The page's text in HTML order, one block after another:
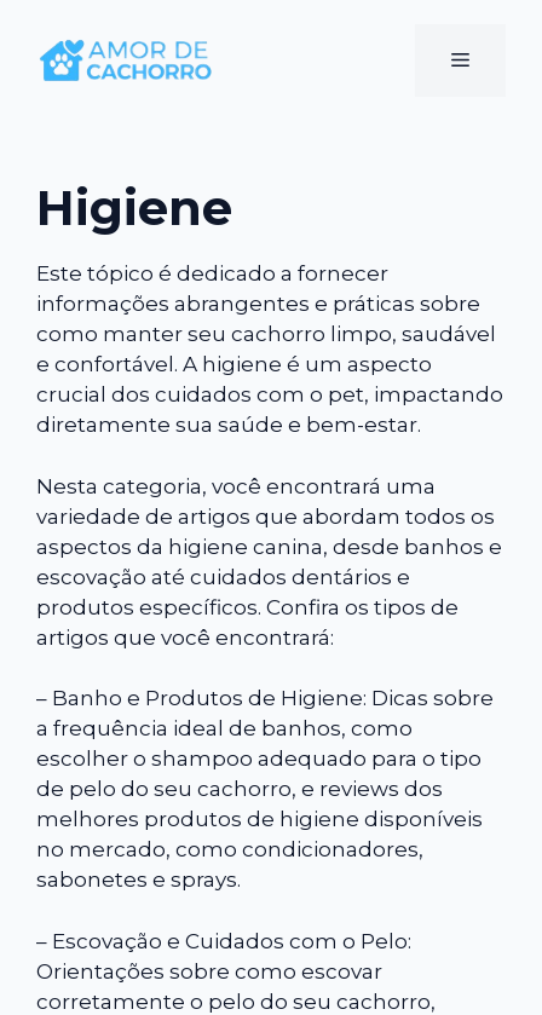
Menu
Higiene
Este tópico é dedicado a fornecer
informações abrangentes e práticas sobre
como manter seu cachorro limpo, saudável
e confortável. A higiene é um aspecto
crucial dos cuidados com o pet, impactando
diretamente sua saúde e bem-estar.
Nesta categoria, você encontrará uma
variedade de artigos que abordam todos os
aspectos da higiene canina, desde banhos e
escovação até cuidados dentários e
produtos específicos. Confira os tipos de
artigos que você encontrará:
– Banho e Produtos de Higiene: Dicas sobre
a frequência ideal de banhos, como
escolher o shampoo adequado para o tipo
de pelo do seu cachorro, e reviews dos
melhores produtos de higiene disponíveis
no mercado, como condicionadores,
sabonetes e sprays.
– Escovação e Cuidados com o Pelo:
Orientações sobre como escovar
corretamente o pelo do seu cachorro,